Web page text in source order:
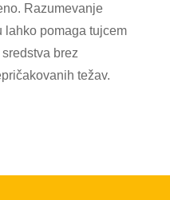
Razumevanje
lahko pomaga tujcem
brez
težav.